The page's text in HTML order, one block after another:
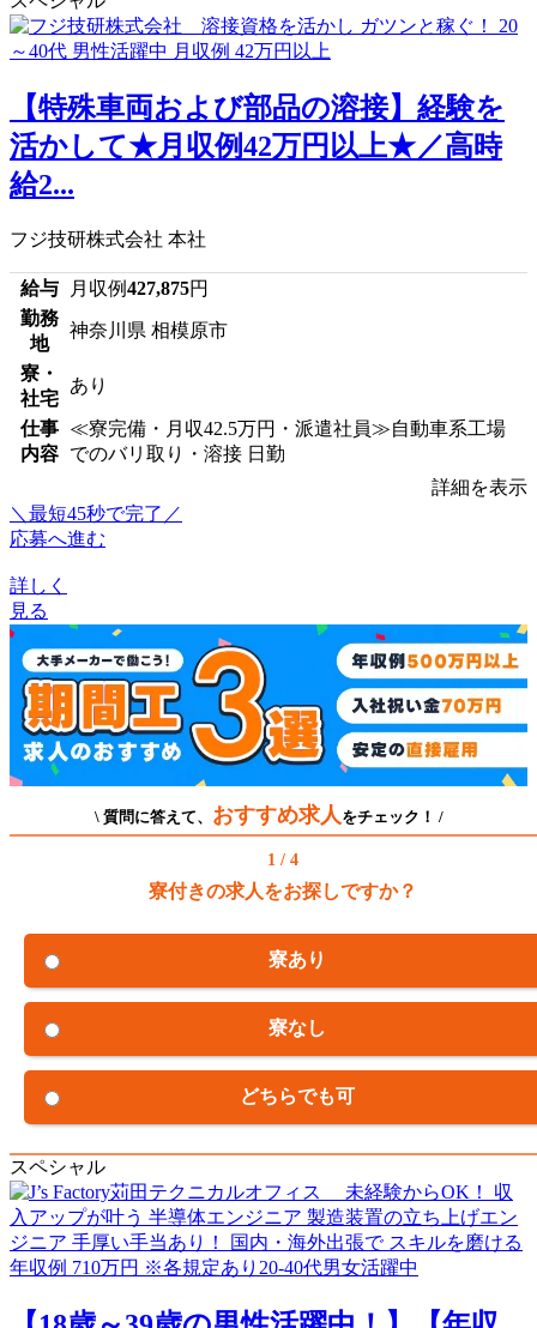
【特殊車両および部品の溶接】経験を
活かして★月収例42万円以上★／高時
給2...
フジ技研株式会社 本社
給与 月収例427,875円
勤務
地
神奈川県 相模原市
寮・
社宅
あり
仕事
内容
≪寮完備・月収42.5万円・派遣社員≫自動車系工場
でのバリ取り・溶接 日勤
詳細を表示
＼最短45秒で完了／
応募へ進む
詳しく
見る
\ 質問に答えて、 おすすめ求人 をチェック！ /
1 / 4
寮付きの求人をお探しですか？
寮あり
寮なし
どちらでも可
スペシャル